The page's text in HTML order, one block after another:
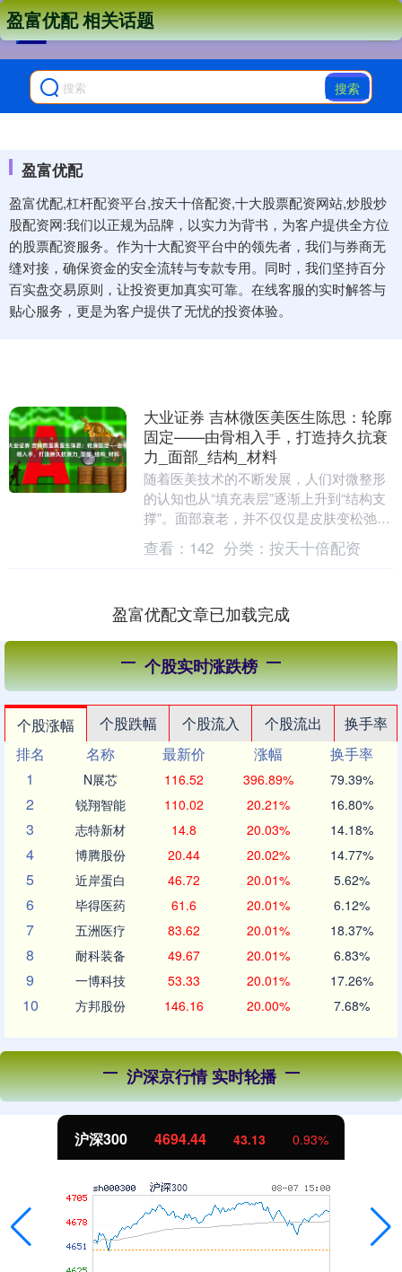
搜索
盈富优配
盈富优配,杠杆配资平台,按天十倍配资,十大股票配资网站,炒股炒
股配资网:我们以正规为品牌，以实力为背书，为客户提供全方位
的股票配资服务。作为十大配资平台中的领先者，我们与券商无
缝对接，确保资金的安全流转与专款专用。同时，我们坚持百分
百实盘交易原则，让投资更加真实可靠。在线客服的实时解答与
贴心服务，更是为客户提供了无忧的投资体验。
盈富优配 相关话题
大业证券 吉林微医美医生陈思：轮廓
固定——由骨相入手，打造持久抗衰
力_面部_结构_材料
随着医美技术的不断发展，人们对微整形
的认知也从“填充表层”逐渐上升到“结构支
撑”。面部衰老，并不仅仅是皮肤变松弛，
而是源自底层骨骼结构的变化。当支撑面
部的“架子....
查看： 142 分类： 按天十倍配资
盈富优配文章已加载完成
个股实时涨跌榜
个股涨幅 个股跌幅 个股流入 个股流出
换手率
排名
名称 最新价 涨幅
换手率
1
N展芯 116.52 396.89% 79.39%
2 锐翔智能 110.02 20.21% 16.80%
3 志特新材 14.8 20.03% 14.18%
4 博腾股份 20.44 20.02% 14.77%
5 近岸蛋白 46.72 20.01% 5.62%
6 毕得医药 61.6 20.01% 6.12%
7 五洲医疗 83.62 20.01% 18.37%
8 耐科装备 49.67 20.01% 6.83%
9 一博科技 53.33 20.01% 17.26%
10 方邦股份 146.16 20.00% 7.68%
沪深京行情 实时轮播
北证50 1134.24 11.37